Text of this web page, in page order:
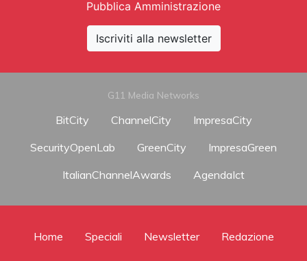
Pubblica Amministrazione
Iscriviti alla newsletter
G11 Media Networks
BitCity ChannelCity
ImpresaCity
SecurityOpenLab
GreenCity
ImpresaGreen
ItalianChannelAwards
AgendaIct
Home Speciali Newsletter Redazione